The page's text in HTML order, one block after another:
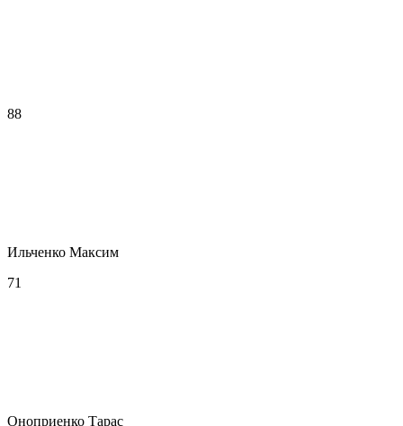
88
Ильченко Максим
71
Оноприенко Тарас